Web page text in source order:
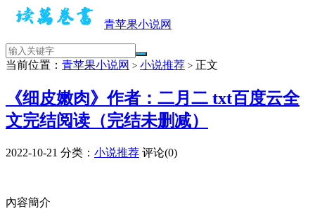
青苹果小说网
当前位置： 青苹果小说网 > 小说推荐 > 正文
《细皮嫩肉》作者：二月二 txt百度云全
文完结阅读（完结未删减）
2022-10-21 分类： 小说推荐 评论(0)
內容簡介